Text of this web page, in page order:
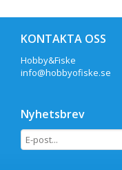
KONTAKTA OSS
Hobby&Fiske
info@hobbyofiske.se
Nyhetsbrev